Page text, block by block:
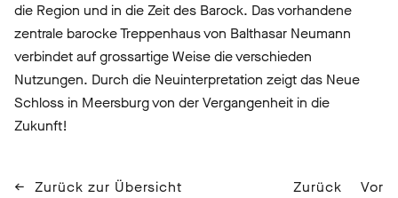
die Region und in die Zeit des Barock. Das vorhandene
zentrale barocke Treppenhaus von Balthasar Neumann
verbindet auf grossartige Weise die verschieden
Nutzungen. Durch die Neuinterpretation zeigt das Neue
Schloss in Meersburg von der Vergangenheit in die
Zukunft!
Zurück zur Übersicht Zurück Vor